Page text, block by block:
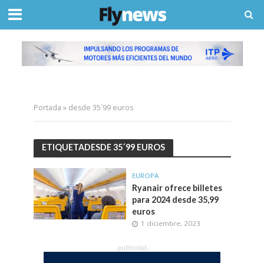
Portada » desde 35´99 euros
ETIQUETADESDE 35´99 EUROS
EUROPA
Ryanair ofrece billetes
para 2024 desde 35,99
euros
1 diciembre, 2023